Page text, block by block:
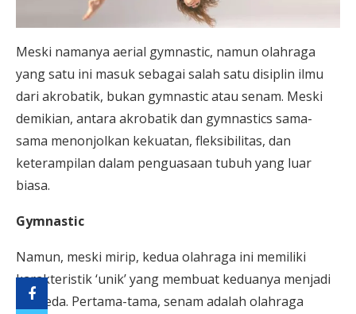
Meski namanya aerial gymnastic, namun olahraga
yang satu ini masuk sebagai salah satu disiplin ilmu
dari akrobatik, bukan gymnastic atau senam. Meski
demikian, antara akrobatik dan gymnastics sama-
sama menonjolkan kekuatan, fleksibilitas, dan
keterampilan dalam penguasaan tubuh yang luar
biasa.
Gymnastic
Namun, meski mirip, kedua olahraga ini memiliki
karakteristik ‘unik’ yang membuat keduanya menjadi
berbeda. Pertama-tama, senam adalah olahraga